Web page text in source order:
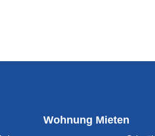
Wohnung Mieten